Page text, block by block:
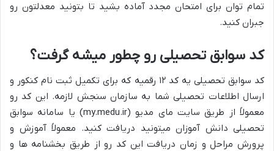
تمام توان برای امتحان مجدد آماده بشید تا بتونید معدلتون رو
جبران کنید.
کد سوابق تحصیلی رو چطور میشه گرفت؟
کد سوابق تحصیلی یه کد ۱۲ رقمیه که برای تکمیل ثبت نام کنکور و
ارسال اطلاعات تحصیلی شما به سازمان سنجش لازمه. این کد رو
معمولاً از طریق سایت مای مدیو (my.medu.ir) یا سامانه سوابق
تحصیلی دانش آموزان میتونید دریافت کنید. معمولاً آموزش و
پرورش مراحل و زمان دریافت این کد رو از طریق بخشنامه ها و